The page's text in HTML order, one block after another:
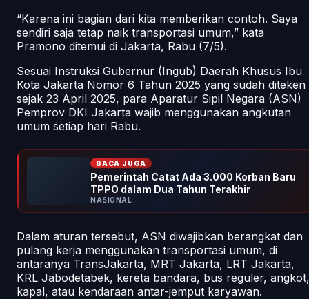
“Karena ini bagian dari kita memberikan contoh. Saya
sendiri saja tetap naik transportasi umum,” kata
Pramono ditemui di Jakarta, Rabu (7/5).
Sesuai Instruksi Gubernur (Ingub) Daerah Khusus Ibu
Kota Jakarta Nomor 6 Tahun 2025 yang sudah diteken
sejak 23 April 2025, para Aparatur Sipil Negara (ASN)
Pemprov DKI Jakarta wajib menggunakan angkutan
umum setiap hari Rabu.
BACA JUGA
Pemerintah Catat Ada 3.000 Korban Baru
TPPO dalam Dua Tahun Terakhir
NASIONAL
Dalam aturan tersebut, ASN diwajibkan berangkat dan
pulang kerja menggunakan transportasi umum, di
antaranya TransJakarta, MRT Jakarta, LRT Jakarta,
KRL Jabodetabek, kereta bandara, bus reguler, angkot,
kapal, atau kendaraan antar-jemput karyawan.